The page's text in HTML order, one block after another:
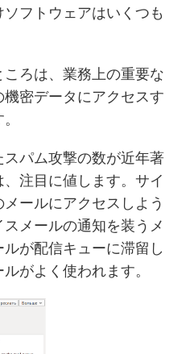
フトウェアはいくつも
ろは、業務上の重要な
密データにアクセスす
パム攻撃の数が近年著
注目に値します。サイ
ールにアクセスしよう
メールの通知を装うメ
が配信キューに滞留し
がよく使われます。